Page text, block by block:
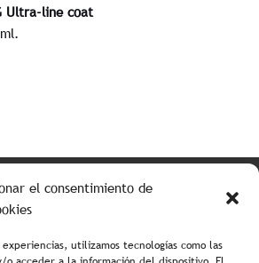
el consentimiento de
utilizamos tecnologías como las
Ultra-line coat